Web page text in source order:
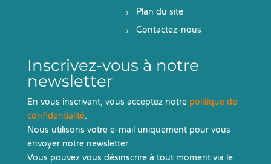
Plan du site
Contactez-nous
Inscrivez-vous à notre
newsletter
En vous inscrivant, vous acceptez notre politique de
confidentialité.
Nous utilisons votre e-mail uniquement pour vous
envoyer notre newsletter.
Vous pouvez vous désinscrire à tout moment via le